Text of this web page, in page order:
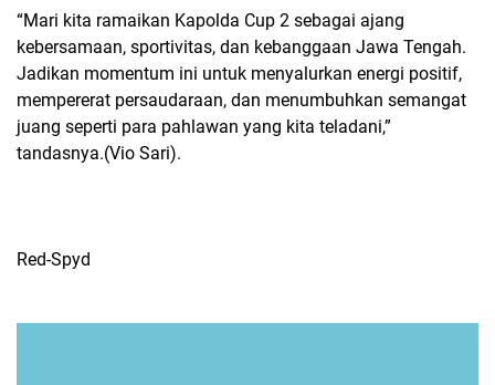
“Mari kita ramaikan Kapolda Cup 2 sebagai ajang
kebersamaan, sportivitas, dan kebanggaan Jawa Tengah.
Jadikan momentum ini untuk menyalurkan energi positif,
mempererat persaudaraan, dan menumbuhkan semangat
juang seperti para pahlawan yang kita teladani,”
tandasnya.(Vio Sari).
Red-Spyd